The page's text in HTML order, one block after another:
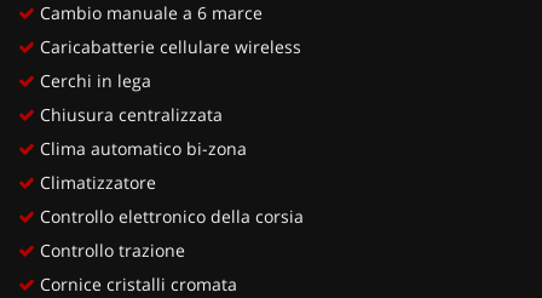
Cambio manuale a 6 marce
Caricabatterie cellulare wireless
Cerchi in lega
Chiusura centralizzata
Clima automatico bi-zona
Climatizzatore
Controllo elettronico della corsia
Controllo trazione
Cornice cristalli cromata